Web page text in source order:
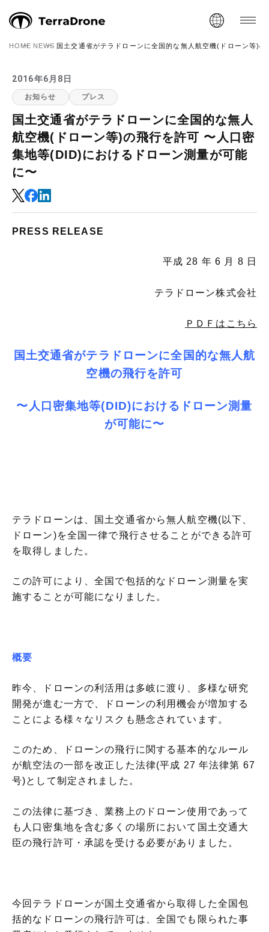
HOME NEWS 国土交通省がテラドローンに全国的な無人航空機(ドローン等)
2016年6月8日
お知らせ プレス
国土交通省がテラドローンに全国的な無人
航空機(ドローン等)の飛行を許可 〜人口密
集地等(DID)におけるドローン測量が可能
に〜
PRESS RELEASE
平成 28 年 6 月 8 日
テラドローン株式会社
ＰＤＦはこちら
国土交通省がテラ ドローンに全国的な無人航
空機の飛行を許可
〜人口密集地等(DID)におけるドローン測量
が可能に〜
テラドローンは、国土交通省から無人航空機(以下、
ドローン)を全国一律で飛行させることができる許可
を取得しました。
この許可により、全国で包括的なドローン測量を実
施することが可能になりました。
概要
昨今、ドローンの利活用は多岐に渡り、多様な研究
開発が進む一方で、ドローンの利用機会が増加する
ことによる様々なリスクも懸念されています。
このため、ドローンの飛行に関する基本的なルール
が航空法の一部を改正した法律(平成 27 年法律第 67
号)として制定されました。
この法律に基づき、業務上のドローン使用であって
も人口密集地を含む多くの場所において国土交通大
臣の飛行許可・承認を受ける必要がありました。
今回テラドローンが国土交通省から取得した全国包
括的なドローンの飛行許可は、全国でも限られた事